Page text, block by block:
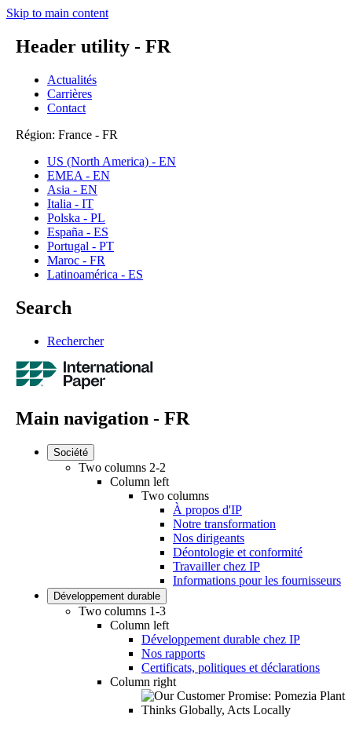
Skip to main content
Header utility - FR
Actualités
Carrières
Contact
Région: France - FR
US (North America) - EN
EMEA - EN
Asia - EN
Italia - IT
Polska - PL
España - ES
Portugal - PT
Maroc - FR
Latinoamérica - ES
Search
Rechercher
Main navigation - FR
Société
Two columns 2-2
Column left
Two columns
À propos d'IP
Notre transformation
Nos dirigeants
Déontologie et conformité
Travailler chez IP
Informations pour les fournisseurs
Développement durable
Two columns 1-3
Column left
Développement durable chez IP
Nos rapports
Certificats, politiques et déclarations
Column right